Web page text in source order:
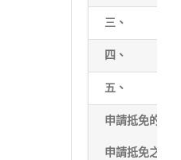
三、
四、
五、
申請抵免的論
申請抵免之期